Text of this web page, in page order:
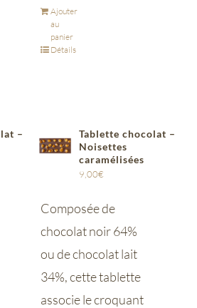
Ajouter
au
panier
Détails
–
Tablette chocolat –
Noisettes
caramélisées
9,00€
Composée de
chocolat noir 64%
ou de chocolat lait
34%, cette tablette
associe le croquant